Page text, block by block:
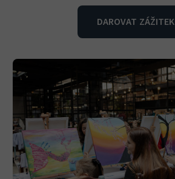
DAROVAT ZÁŽITEK